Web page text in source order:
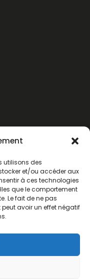
utilisons des
et/ou accéder aux
à ces technologies
que le comportement
Le fait de ne pas
avoir un effet négatif